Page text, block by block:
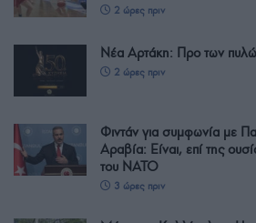
2 ώρες πριν
Νέα Αρτάκη: Προ των
2 ώρες πριν
Φιντάν για συμφωνία με
Αραβία: Είναι, επί της
του ΝΑΤΟ
3 ώρες πριν